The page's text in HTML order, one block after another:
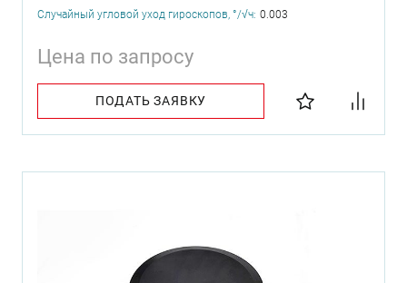
Случайный угловой уход гироскопов, °/√ч: 0.003
Цена по запросу
ПОДАТЬ ЗАЯВКУ